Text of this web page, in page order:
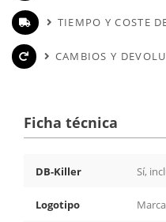
TIEMPO Y COSTE
CAMBIOS Y
Ficha técnica
DB-Killer Sí,
Logotipo